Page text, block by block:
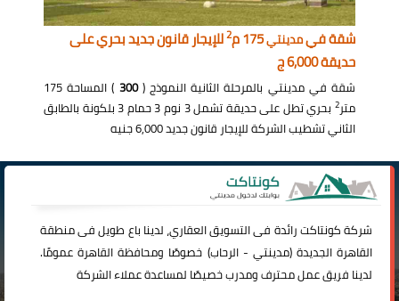
شقة فيمدينتي175 م 2للإيجار قانون جديد بحري على
حديقة 6,000 ج
شقة في مدينتي بالمرحلة الثانية النموذج (300
) المساحة 175
متر2
بحري تطل على حديقة تشمل 3 نوم 3 حمام 3 بلكونة بالطابق
الثاني تشطيب الشركة للإيجار قانون جديد 6,000 جنيه
شركةكونتاكترائدة فى التسويق العقاري، لدينا باع طويل فى منطقة
القاهرة الجديدة (مدينتي -الرحاب) خصوصًا ومحافظة القاهرة عمومًا.
لدينا فريق عمل محترف ومدرب خصيصًا لمساعدة عملاء الشركة